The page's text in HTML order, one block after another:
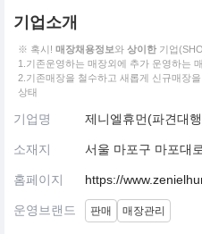
기업소개
※ 혹시! 매장채용정보와 상이한 기업
1.기존운영하는 매장외에 추가 운영하는
2.기존매장을 철수하고 새롭게 신규매장
상태
기업명 제니엘휴먼(파견대
소재지 서울 마포구 마포대
홈페이지 https://
운영브랜드 판매 매장관리